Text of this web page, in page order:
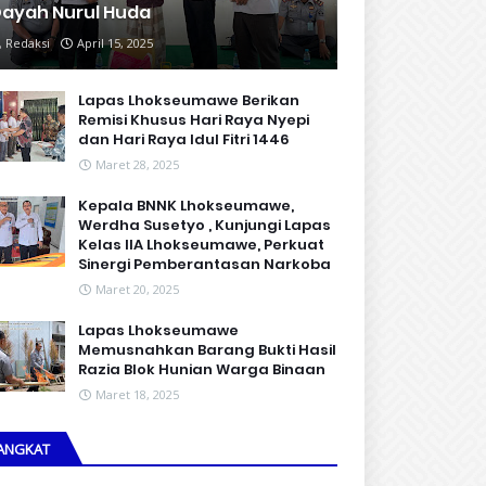
Nurul Huda
Redaksi April 15, 2025
Lapas Lhokseumawe Berikan
Remisi Khusus Hari Raya Nyepi
dan Hari Raya Idul Fitri 1446
Maret 28, 2025
Kepala BNNK Lhokseumawe,
Werdha Susetyo , Kunjungi Lapas
Kelas IIA Lhokseumawe, Perkuat
Sinergi Pemberantasan Narkoba
Maret 20, 2025
Lapas Lhokseumawe
Memusnahkan Barang Bukti Hasil
Razia Blok Hunian Warga Binaan
Maret 18, 2025